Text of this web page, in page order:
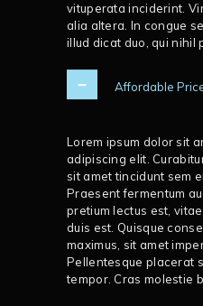
vituperata inciderint.
alia altera. In congue
illud dicat duo, qui nihil
Affordable
Lorem ipsum dolor sit
adipiscing elit.
sit amet tincidunt sem
Praesent fermentum
pretium lectus est,
duis est. Quisque
maximus, sit amet
Pellentesque placerat
tempor. Cras molestie